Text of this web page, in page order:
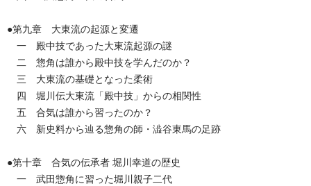
●第九章 大東流の起源と変遷
一 殿中技であった大東流起源の謎
二 惣角は誰から殿中技を学んだのか？
三 大東流の基礎となった柔術
四 堀川伝大東流「殿中技」からの相関性
五 合気は誰から習ったのか？
六 新史料から辿る惣角の師・澁谷東馬の足跡
●第十章 合気の伝承者 堀川幸道の歴史
一 武田惣角に習った堀川親子二代